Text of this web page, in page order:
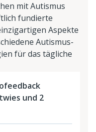
mit Autismus
fundierte
Aspekte
Autismus-
für das tägliche
und 2